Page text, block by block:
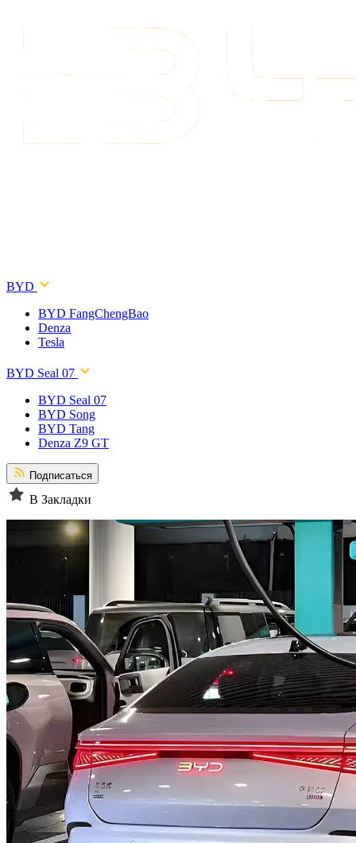
BYD
BYD FangChengBao
Denza
Tesla
BYD Seal 07
BYD Seal 07
BYD Song
BYD Tang
Denza Z9 GT
Подписаться
В Закладки